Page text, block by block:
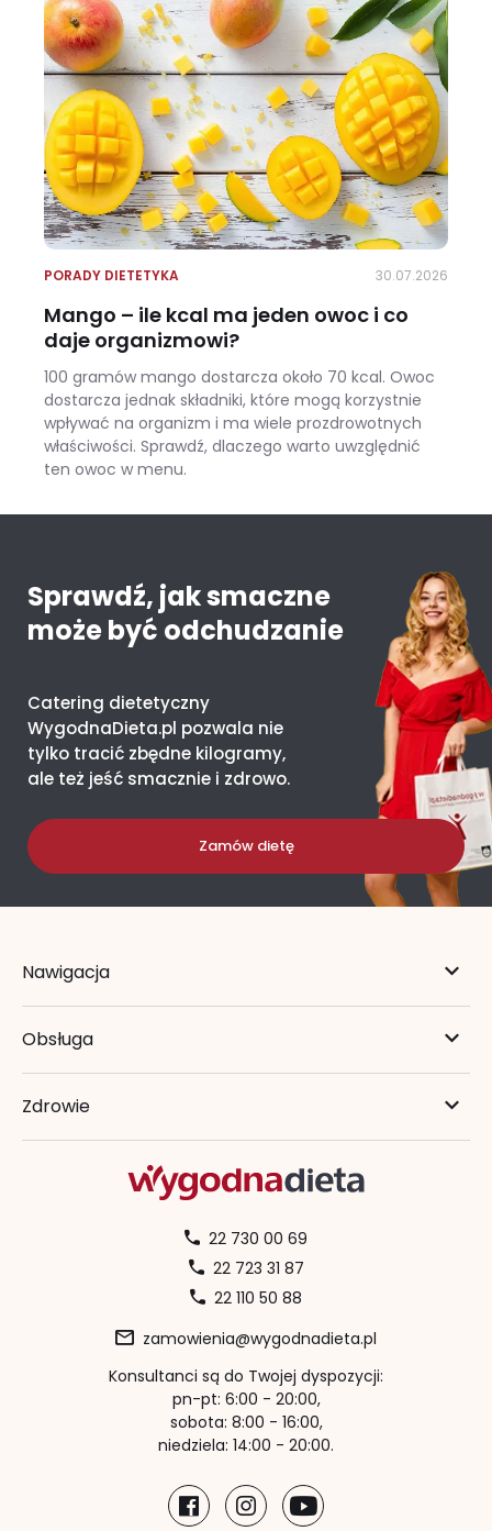
PORADY DIETETYKA 30.07.2026
Mango – ile kcal ma jeden owoc i co
daje organizmowi?
100 gramów mango dostarcza około 70 kcal. Owoc
dostarcza jednak składniki, które mogą korzystnie
wpływać na organizm i ma wiele prozdrowotnych
właściwości. Sprawdź, dlaczego warto uwzględnić
ten owoc w menu.
Sprawdź, jak smaczne
może być odchudzanie
Catering dietetyczny
WygodnaDieta.pl pozwala nie
tylko tracić zbędne kilogramy,
ale też jeść smacznie i zdrowo.
Zamów dietę
Nawigacja
Obsługa
Zdrowie
22 730 00 69
22 723 31 87
22 110 50 88
zamowienia@wygodnadieta.pl
Konsultanci są do Twojej dyspozycji:
pn-pt: 6:00 - 20:00,
sobota: 8:00 - 16:00,
niedziela: 14:00 - 20:00.